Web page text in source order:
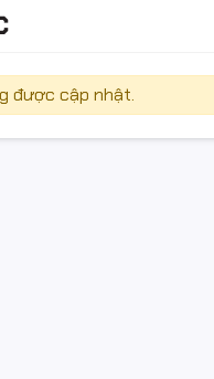
được cập nhật.